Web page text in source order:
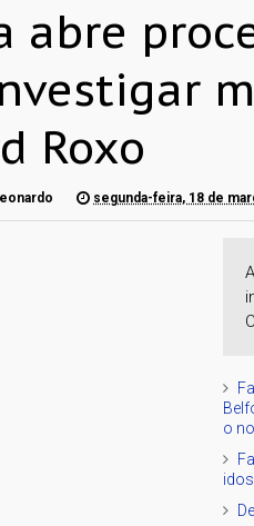
abre
Roxo
segunda-feira, 18 de
o